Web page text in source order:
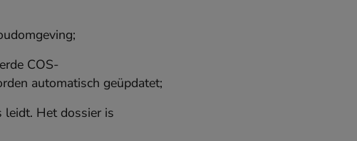
COS-
automatisch geüpdatet;
leidt. Het dossier is